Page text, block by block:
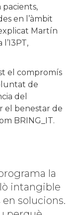
en l’àmbit
Martín
de
del
el benestar de
BRING_IT.
intangible
solucions.